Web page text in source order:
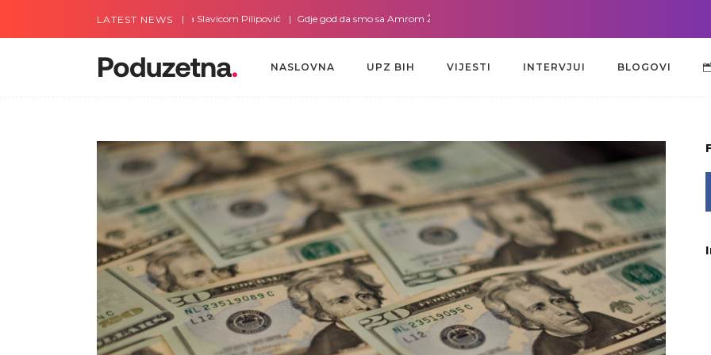
LATEST NEWS
Gdje god da smo sa Slavicom Pilipović Gdje god da smo sa Amrom Žužić-Bećirbegović
NASLOVNA UPZ BIH VIJESTI INTERVJUI BLOGOVI
NASLOVNA UPZ BIH